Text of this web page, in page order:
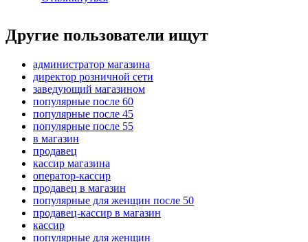
Другие пользователи ищут
администратор магазина
директор розничной сети
заведующий магазином
популярные после 60
популярные после 45
популярные после 55
в магазин
продавец
кассир магазина
оператор-кассир
продавец в магазин
популярные для женщин после 50
продавец-кассир в магазин
кассир
популярные для женщин